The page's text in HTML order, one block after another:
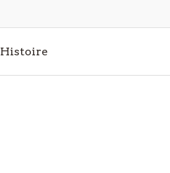
Histoire